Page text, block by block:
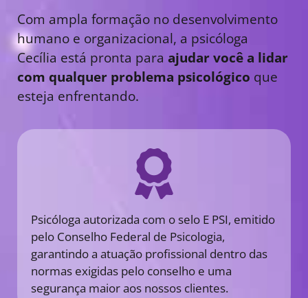
Com ampla formação no desenvolvimento
humano e organizacional, a psicóloga
Cecília está pronta para ajudar você a lidar
com qualquer problema psicológico que
esteja enfrentando.
Psicóloga autorizada com o selo E PSI, emitido
pelo Conselho Federal de Psicologia,
garantindo a atuação profissional dentro das
normas exigidas pelo conselho e uma
segurança maior aos nossos clientes.